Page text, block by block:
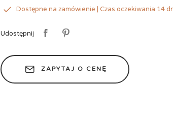
Dostępne na zamówienie | Czas oczekiwania 14
Udostępnij
ZAPYTAJ O CENĘ